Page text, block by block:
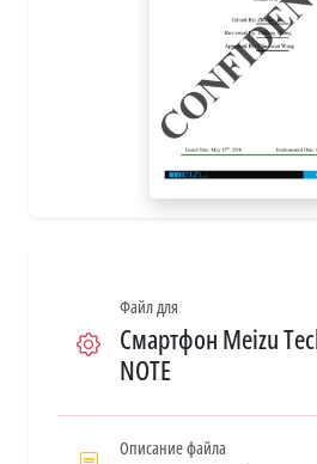
Файл для
Смартфон Meizu
NOTE
Описание файла